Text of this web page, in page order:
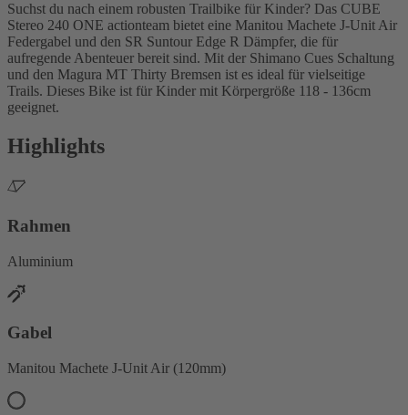
Suchst du nach einem robusten Trailbike für Kinder? Das CUBE
Stereo 240 ONE actionteam bietet eine Manitou Machete J-Unit Air
Federgabel und den SR Suntour Edge R Dämpfer, die für
aufregende Abenteuer bereit sind. Mit der Shimano Cues Schaltung
und den Magura MT Thirty Bremsen ist es ideal für vielseitige
Trails. Dieses Bike ist für Kinder mit Körpergröße 118 - 136cm
geeignet.
Highlights
Rahmen
Aluminium
Gabel
Manitou Machete J-Unit Air (120mm)